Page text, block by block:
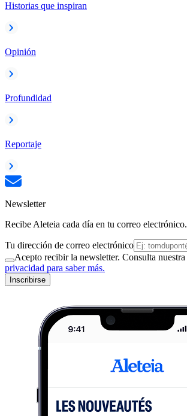
Historias que inspiran
Opinión
Profundidad
Reportaje
Newsletter
Recibe Aleteia cada día en tu correo electrónico.
Tu dirección de correo electrónico
Acepto recibir la newsletter. Consulta nuestra
privacidad para saber más.
Inscribirse